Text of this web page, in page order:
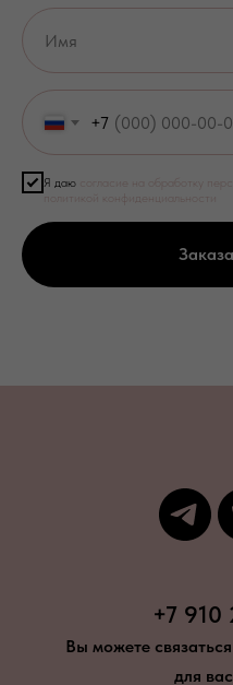
+7
Я даю согласие на обработку
политикой конфиденциальности
+7 910
Вы можете
для